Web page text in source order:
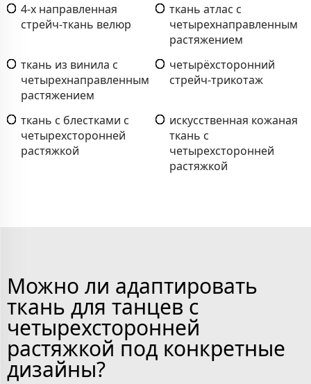
4-х направленная
стрейч-ткань велюр
ткань атлас с
четырехнаправленным
растяжением
ткань из винила с
четырехнаправленным
растяжением
четырёхсторонний
стрейч-трикотаж
ткань с блестками с
четырехсторонней
растяжкой
искусственная кожаная
ткань с
четырехсторонней
растяжкой
Можно ли адаптировать
ткань для танцев с
четырехсторонней
растяжкой под конкретные
дизайны?